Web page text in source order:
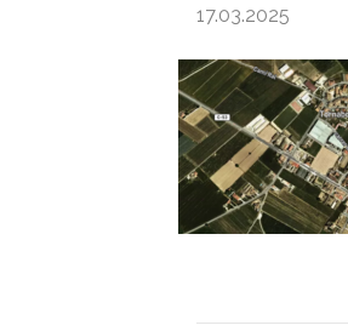
17.03.2025